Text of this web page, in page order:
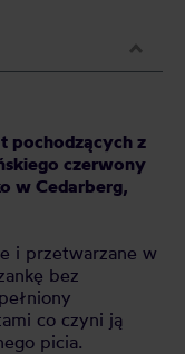
pochodzących z
czerwony
w Cedarberg,
i przetwarzane w
bez
co czyni ją
picia.